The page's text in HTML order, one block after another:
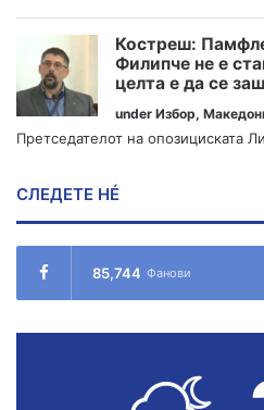
Костреш:
Филипче не е
целта е да се
under Избор,
Претседателот на опозициската
СЛЕДЕТЕ НÉ
85,744 Фанови